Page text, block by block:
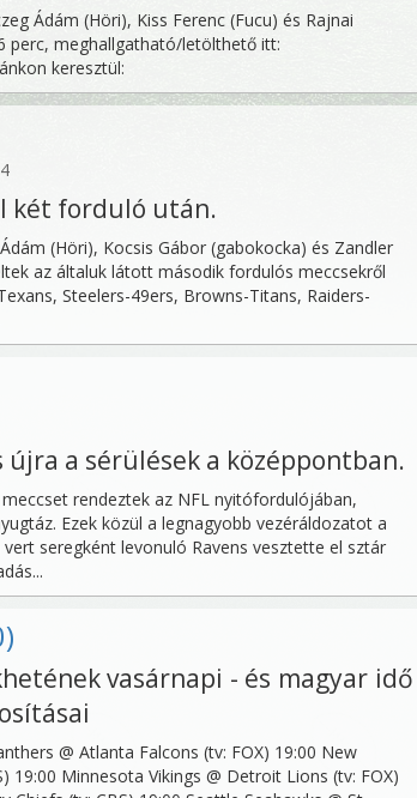
Ádám (Höri), Kiss Ferenc (Fucu) és Rajnai
perc, meghallgatható/letölthető itt:
keresztül:
két forduló után.
(Höri), Kocsis Gábor (gabokocka) és Zandler
az általuk látott második fordulós meccsekről
Steelers-49ers, Browns-Titans, Raiders-
a sérülések a középpontban.
rendeztek az NFL nyitófordulójában,
Ezek közül a legnagyobb vezéráldozatot a
seregként levonuló Ravens vesztette el sztár
vasárnapi - és magyar idő
@ Atlanta Falcons (tv: FOX) 19:00 New
19:00 Minnesota Vikings @ Detroit Lions (tv: FOX)